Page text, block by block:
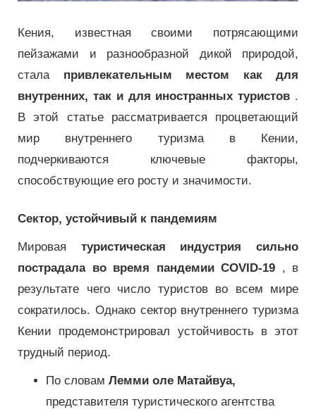
Кения, известная своими потрясающими
пейзажами и разнообразной дикой природой,
стала привлекательным местом как для
внутренних, так и для иностранных туристов .
В этой статье рассматривается процветающий
мир внутреннего туризма в Кении,
подчеркиваются ключевые факторы,
способствующие его росту и значимости.
Сектор, устойчивый к пандемиям
Мировая туристическая индустрия сильно
пострадала во время пандемии COVID-19 , в
результате чего число туристов во всем мире
сократилось. Однако сектор внутреннего туризма
Кении продемонстрировал устойчивость в этот
трудный период.
По словам Лемми оле Матайвуа,
представителя туристического агентства